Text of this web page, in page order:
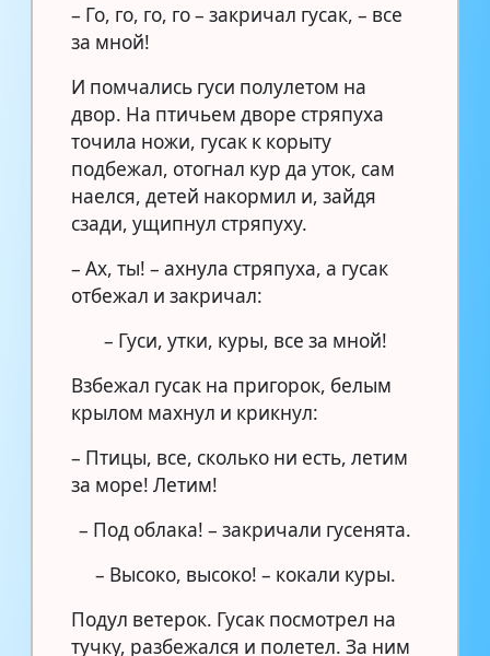
– Го, го, го, го – закричал гусак, – все
за мной!
И помчались гуси полулетом на
двор. На птичьем дворе стряпуха
точила ножи, гусак к корыту
подбежал, отогнал кур да уток, сам
наелся, детей накормил и, зайдя
сзади, ущипнул стряпуху.
– Ах, ты! – ахнула стряпуха, а гусак
отбежал и закричал:
– Гуси, утки, куры, все за мной!
Взбежал гусак на пригорок, белым
крылом махнул и крикнул:
– Птицы, все, сколько ни есть, летим
за море! Летим!
– Под облака! – закричали гусенята.
– Высоко, высоко! – кокали куры.
Подул ветерок. Гусак посмотрел на
тучку, разбежался и полетел. За ним